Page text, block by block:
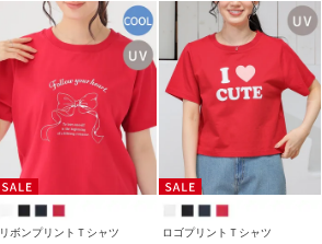
リボンプリントＴシャツ ロゴプリントＴシャツ